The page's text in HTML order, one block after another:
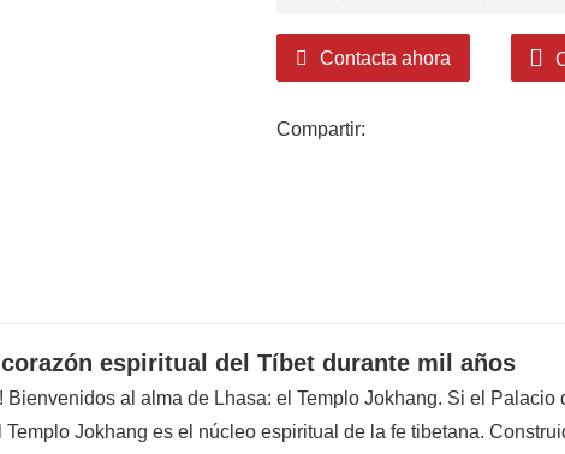
✓ Tours privados flexibles:
bendiciones del monasterio.
¡Contáctanos ahora
Contacta ahora
Compartir:
espiritual del Tíbet durante mil años
Bienvenidos al alma de Lhasa: el Templo Jokhang. Si el Palacio
Jokhang es el núcleo espiritual de la fe tibetana.